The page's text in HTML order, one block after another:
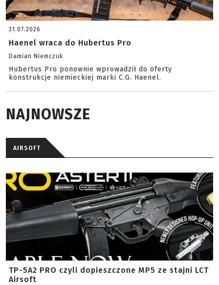
31.07.2026
Haenel wraca do Hubertus Pro
Damian Niemczuk
Hubertus Pro ponownie wprowadził do oferty
konstrukcje niemieckiej marki C.G. Haenel.
NAJNOWSZE
AIRSOFT
TP-5A2 PRO czyli dopieszczone MP5 ze stajni LCT
Airsoft